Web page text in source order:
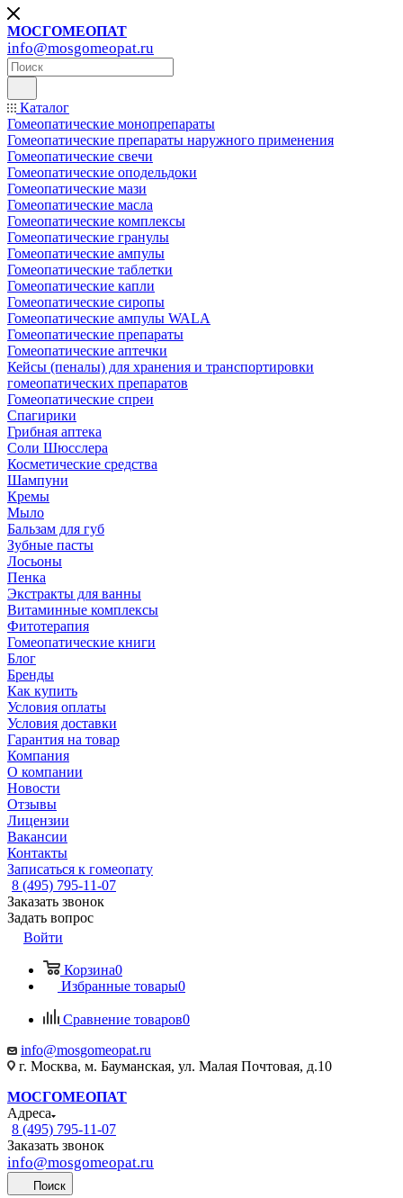
МОСГОМЕОПАТ
info@mosgomeopat.ru
Каталог
Гомеопатические монопрепараты
Гомеопатические препараты наружного применения
Гомеопатические свечи
Гомеопатические оподельдоки
Гомеопатические мази
Гомеопатические масла
Гомеопатические комплексы
Гомеопатические гранулы
Гомеопатические ампулы
Гомеопатические таблетки
Гомеопатические капли
Гомеопатические сиропы
Гомеопатические ампулы WALA
Гомеопатические препараты
Гомеопатические аптечки
Кейсы (пеналы) для хранения и транспортировки
гомеопатических препаратов
Гомеопатические спреи
Спагирики
Грибная аптека
Соли Шюсслера
Косметические средства
Шампуни
Кремы
Мыло
Бальзам для губ
Зубные пасты
Лосьоны
Пенка
Экстракты для ванны
Витаминные комплексы
Фитотерапия
Гомеопатические книги
Блог
Бренды
Как купить
Условия оплаты
Условия доставки
Гарантия на товар
Компания
О компании
Новости
Отзывы
Лицензии
Вакансии
Контакты
Записаться к гомеопату
8 (495) 795-11-07
Заказать звонок
Задать вопрос
Войти
Корзина0
Избранные товары0
Сравнение товаров0
info@mosgomeopat.ru
г. Москва, м. Бауманская, ул. Малая Почтовая, д.10
МОСГОМЕОПАТ
Адреса
8 (495) 795-11-07
Заказать звонок
info@mosgomeopat.ru
Поиск